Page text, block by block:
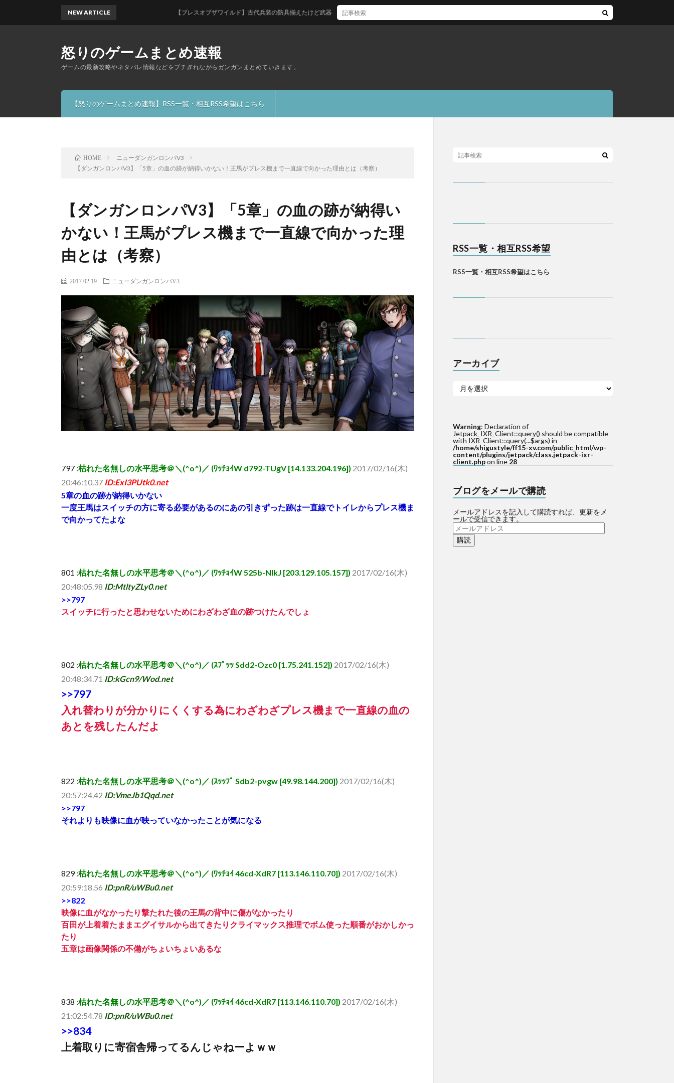
怒りのゲームまとめ速報
ゲームの最新攻略やネタバレ情報などをブチぎれながらガンガンまとめていきます。
【怒りのゲームまとめ速報】RSS一覧・相互RSS希望はこちら
NEW ARTICLE 【ブレスオブザワイルド】古代兵装の防具揃えたけど武器はどれ買えばいい？
HOME
ニューダンガンロンパV3
【ダンガンロンパV3】「5章」の血の跡が納得いかない！王馬がプレス機まで一直線で向かった理由とは（考察）
【ダンガンロンパV3】「5章」の血の跡が納得い
かない！王馬がプレス機まで一直線で向かった理
由とは（考察）
2017.02.19 ニューダンガンロンパV3
797 :枯れた名無しの水平思考＠＼(^o^)／ (ﾜｯﾁｮｲW d792-TUgV [14.133.204.196]) 2017/02/16(木)
20:46:10.37 ID:ExI3PUtk0.net
5章の血の跡が納得いかない
一度王馬はスイッチの方に寄る必要があるのにあの引きずった跡は一直線でトイレからプレス機ま
で向かってたよな
801 :枯れた名無しの水平思考＠＼(^o^)／ (ﾜｯﾁｮｲW 525b-NlkJ [203.129.105.157]) 2017/02/16(木)
20:48:05.98 ID:MtltyZLy0.net
>>797
スイッチに行ったと思わせないためにわざわざ血の跡つけたんでしょ
802 :枯れた名無しの水平思考＠＼(^o^)／ (ｽﾌﾟｯｯ Sdd2-Ozc0 [1.75.241.152]) 2017/02/16(木)
20:48:34.71 ID:kGcn9/Wod.net
>>797
入れ替わりが分かりにくくする為にわざわざプレス機まで一直線の血の
あとを残したんだよ
822 :枯れた名無しの水平思考＠＼(^o^)／ (ｽｯｯﾌﾟ Sdb2-pvgw [49.98.144.200]) 2017/02/16(木)
20:57:24.42 ID:VmeJb1Qqd.net
>>797
それよりも映像に血が映っていなかったことが気になる
829 :枯れた名無しの水平思考＠＼(^o^)／ (ﾜｯﾁｮｲ 46cd-XdR7 [113.146.110.70]) 2017/02/16(木)
20:59:18.56 ID:pnR/uWBu0.net
>>822
映像に血がなかったり撃たれた後の王馬の背中に傷がなかったり
百田が上着着たままエグイサルから出てきたりクライマックス推理でボム使った順番がおかしかっ
たり
五章は画像関係の不備がちょいちょいあるな
838 :枯れた名無しの水平思考＠＼(^o^)／ (ﾜｯﾁｮｲ 46cd-XdR7 [113.146.110.70]) 2017/02/16(木)
21:02:54.78 ID:pnR/uWBu0.net
>>834
上着取りに寄宿舎帰ってるんじゃねーよｗｗ
RSS一覧・相互RSS希望
RSS一覧・相互RSS希望はこちら
アーカイブ
Warning: Declaration of
Jetpack_IXR_Client::query() should be compatible
with IXR_Client::query(...$args) in
/home/shigustyle/ff15-xv.com/public_html/wp-
content/plugins/jetpack/class.jetpack-ixr-
client.phpon line 28
ブログをメールで購読
メールアドレスを記入して購読すれば、更新をメ
ールで受信できます。
メ
ー
ル
ア